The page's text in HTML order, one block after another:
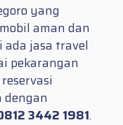
yang
aman dan
ada jasa travel
pekarangan
3442 1981.